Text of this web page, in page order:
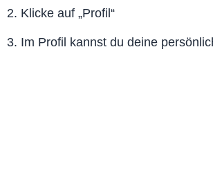
2. Klicke auf „Profil“
3. Im Profil kannst du deine